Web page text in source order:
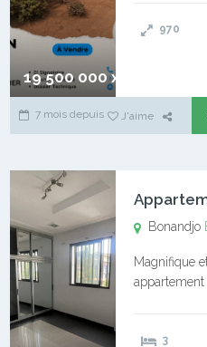
19 500 000 xaf
l’Université
970
7 mois depuis J'aime
Bonandjo
Magnifique
douches 01
3